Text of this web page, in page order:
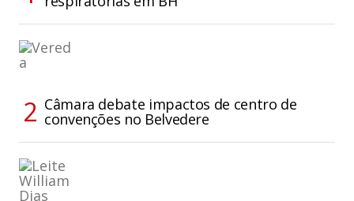
Câmara debate impactos de centro de
convenções no Belvedere